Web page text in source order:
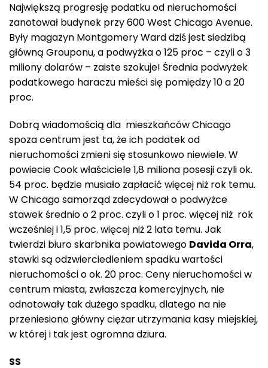
Największą progresję podatku od nieruchomości
zanotował budynek przy 600 West Chicago Avenue.
Były magazyn Montgomery Ward dziś jest siedzibą
główną Grouponu, a podwyżka o 125 proc – czyli o 3
miliony dolarów – zaiste szokuje! Średnia podwyżek
podatkowego haraczu mieści się pomiędzy 10 a 20
proc.
Dobrą wiadomością dla mieszkańców Chicago
spoza centrum jest ta, że ich podatek od
nieruchomości zmieni się stosunkowo niewiele. W
powiecie Cook właściciele 1,8 miliona posesji czyli ok.
54 proc. będzie musiało zapłacić więcej niż rok temu.
W Chicago samorząd zdecydował o podwyżce
stawek średnio o 2 proc. czyli o 1 proc. więcej niż rok
wcześniej i 1,5 proc. więcej niż 2 lata temu. Jak
twierdzi biuro skarbnika powiatowego Davida Orra,
stawki są odzwierciedleniem spadku wartości
nieruchomości o ok. 20 proc. Ceny nieruchomości w
centrum miasta, zwłaszcza komercyjnych, nie
odnotowały tak dużego spadku, dlatego na nie
przeniesiono główny ciężar utrzymania kasy miejskiej,
w której i tak jest ogromna dziura.
SS